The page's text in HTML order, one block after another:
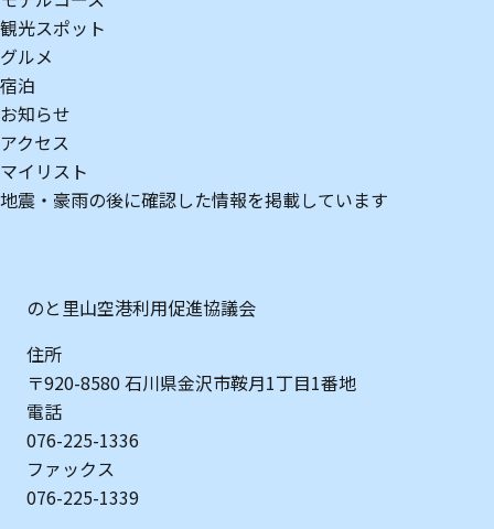
観光スポット
グルメ
宿泊
お知らせ
アクセス
マイリスト
地震・豪雨の後に確認した情報を掲載しています
のと里山空港利用促進協議会
住所
〒920-8580 石川県金沢市鞍月1丁目1番地
電話
076-225-1336
ファックス
076-225-1339